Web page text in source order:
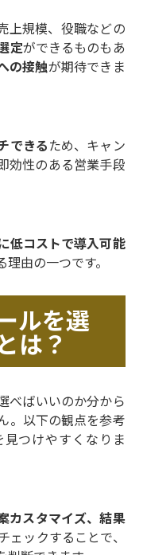
上規模、役職などの
定ができるものもあ
の接触が期待できま
できるため、キャン
効性のある営業手段
低コストで導入可能
由の一つです。
ルを選
は？
べばいいのか分から
。以下の観点を参考
つけやすくなりま
カスタマイズ、結果
ェックすることで、